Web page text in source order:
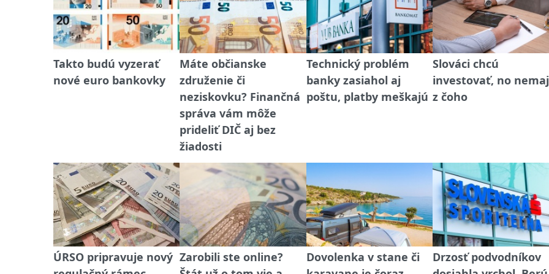
Takto budú vyzerať
nové euro bankovky
Máte občianske
združenie či
neziskovku? Finančná
správa vám môže
prideliť DIČ aj bez
žiadosti
Technický problém
banky zasiahol aj
poštu, platby meškajú
Slováci chcú
investovať, no
z čoho
ÚRSO pripravuje nový Zarobili ste online?
Dovolenka v stane či
Drzosť podvodníkov